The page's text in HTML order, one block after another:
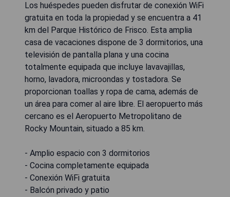
Los huéspedes pueden disfrutar de conexión WiFi
gratuita en toda la propiedad y se encuentra a 41
km del Parque Histórico de Frisco. Esta amplia
casa de vacaciones dispone de 3 dormitorios, una
televisión de pantalla plana y una cocina
totalmente equipada que incluye lavavajillas,
horno, lavadora, microondas y tostadora. Se
proporcionan toallas y ropa de cama, además de
un área para comer al aire libre. El aeropuerto más
cercano es el Aeropuerto Metropolitano de
Rocky Mountain, situado a 85 km.
- Amplio espacio con 3 dormitorios
- Cocina completamente equipada
- Conexión WiFi gratuita
- Balcón privado y patio